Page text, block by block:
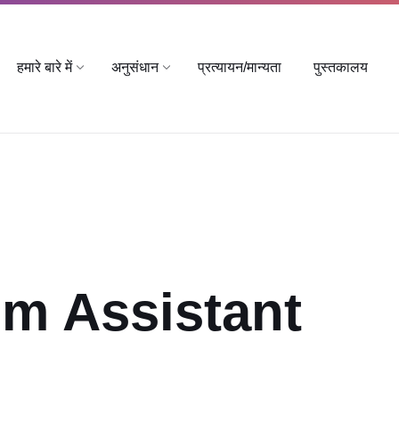
हमारे बारे में अनुसंधान प्रत्यायन/मान्यता पुस्तकालय
Assistant